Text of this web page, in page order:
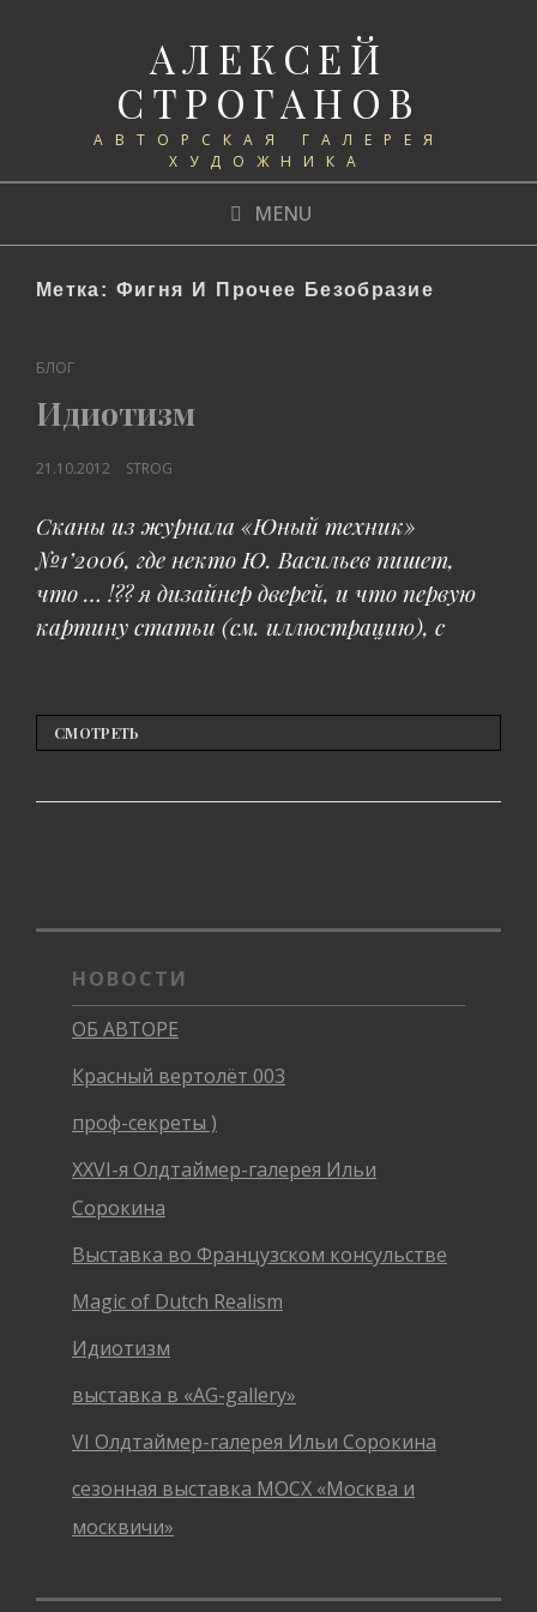
АЛЕКСЕЙ
СТРОГАНОВ
АВТОРСКАЯ ГАЛЕРЕЯ
ХУДОЖНИКА
MENU
Метка: Фигня И Прочее Безобразие
CAT
БЛОГ
Идиотизм
POSTED
21.10.2012 STROG
Сканы из журнала «Юный техник»
№1’2006, где некто Ю. Васильев пишет,
что … !?? я дизайнер дверей, и что первую
картину статьи (cм. иллюстрацию), с
СМОТРЕТЬ
НОВОСТИ
ОБ АВТОРЕ
Красный вертолёт 003
проф-секреты )
XXVI-я Олдтаймер-галерея Ильи
Сорокина
Выставка во Французском консульстве
Magic of Dutch Realism
Идиотизм
выставка в «AG-gallery»
VI Олдтаймер-галерея Ильи Сорокина
сезонная выставка МОСХ «Москва и
москвичи»